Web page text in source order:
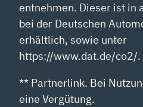
entnehmen. Dieser ist in
bei der Deutschen
erhältlich, sowie unter
https://www.dat.de/co2/.
** Partnerlink. Bei
eine Vergütung.